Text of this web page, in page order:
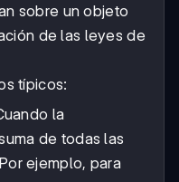
sobre un objeto
de las leyes de
típicos:
la
de todas las
ejemplo, para